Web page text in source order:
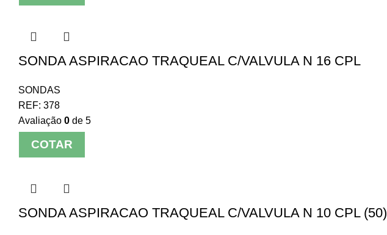
SONDA ASPIRACAO TRAQUEAL C/VALVULA N 16 CPL
SONDAS
REF: 378
Avaliação 0 de 5
COTAR
SONDA ASPIRACAO TRAQUEAL C/VALVULA N 10 CPL (50)